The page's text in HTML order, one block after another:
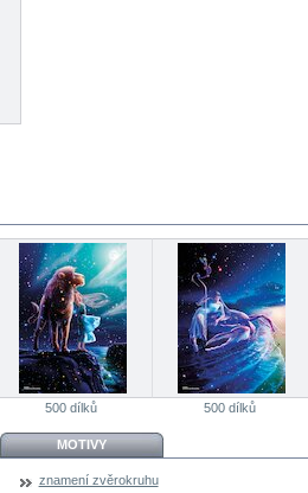
500 dílků 500 dílků
MOTIVY
znamení zvěrokruhu